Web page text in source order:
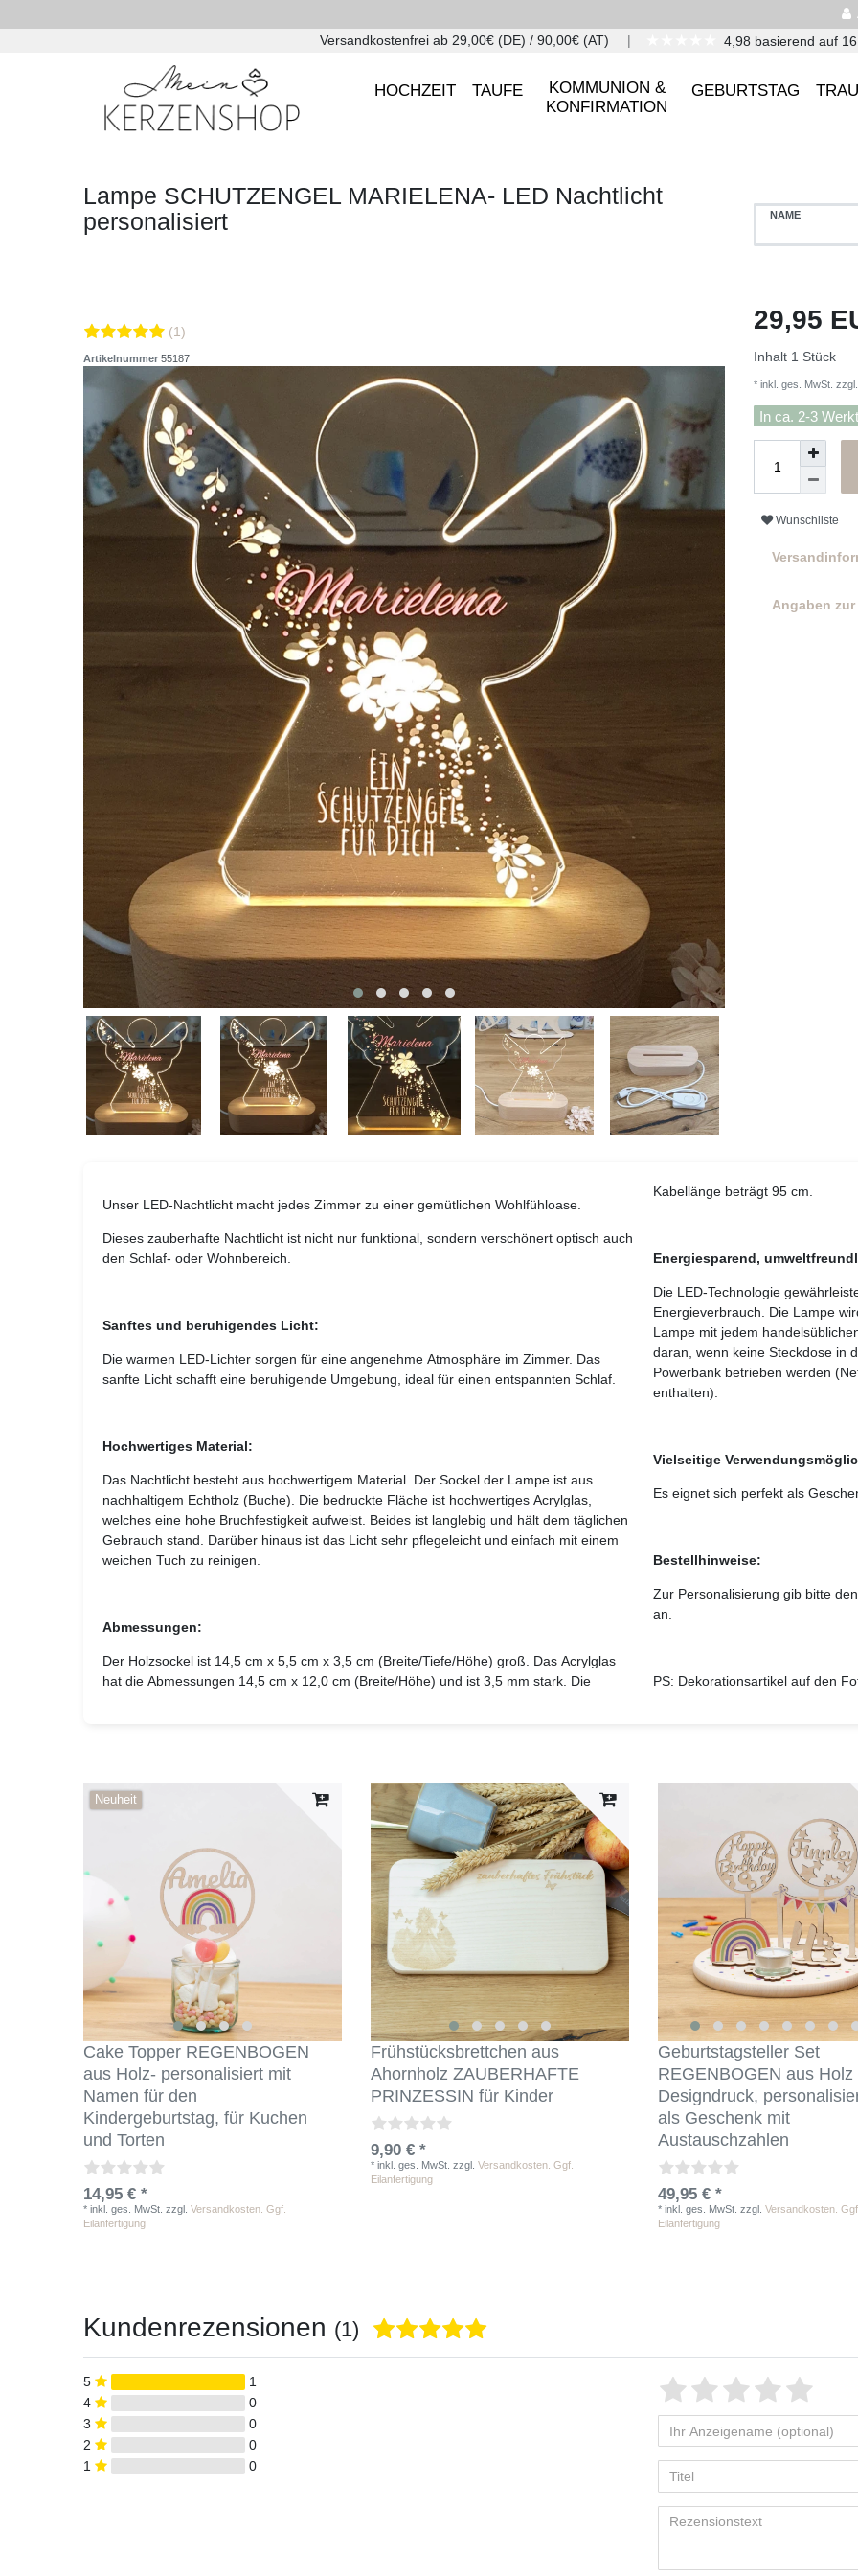
Versandkostenfrei ab 29,00€ (DE) / 90,00€ (AT) 4,98 basierend auf
HOCHZEIT TAUFE
KOMMUNION &
KONFIRMATION
GEBURTSTAG
Lampe SCHUTZENGEL MARIELENA- LED Nachtlicht
personalisiert
(1)
Artikelnummer 55187
NAME
29,95
Inhalt 1 Stück
* inkl. ges. MwSt. zzgl.
In ca. 2-3
Wunschliste
Angaben
Unser LED-Nachtlicht macht jedes Zimmer zu einer gemütlichen Wohlfühloase.
Dieses zauberhafte Nachtlicht ist nicht nur funktional, sondern verschönert optisch auch
den Schlaf- oder Wohnbereich.
Sanftes und beruhigendes Licht:
Die warmen LED-Lichter sorgen für eine angenehme Atmosphäre im Zimmer. Das
sanfte Licht schafft eine beruhigende Umgebung, ideal für einen entspannten Schlaf.
Hochwertiges Material:
Das Nachtlicht besteht aus hochwertigem Material. Der Sockel der Lampe ist aus
nachhaltigem Echtholz (Buche). Die bedruckte Fläche ist hochwertiges Acrylglas,
welches eine hohe Bruchfestigkeit aufweist. Beides ist langlebig und hält dem täglichen
Gebrauch stand. Darüber hinaus ist das Licht sehr pflegeleicht und einfach mit einem
weichen Tuch zu reinigen.
Abmessungen:
Der Holzsockel ist 14,5 cm x 5,5 cm x 3,5 cm (Breite/Tiefe/Höhe) groß. Das Acrylglas
hat die Abmessungen 14,5 cm x 12,0 cm (Breite/Höhe) und ist 3,5 mm stark. Die
Kabellänge beträgt 95 cm.
Energiesparend,
Die LED-Technologie
Energieverbrauch. Die Lampe
Lampe mit jedem
daran, wenn keine Steckdose in
Powerbank betrieben werden
enthalten).
Vielseitige
Es eignet sich perfekt als
Bestellhinweise:
Zur Personalisierung gib bitte
an.
PS: Dekorationsartikel auf den
Neuheit
Cake Topper REGENBOGEN
aus Holz- personalisiert mit
Namen für den
Kindergeburtstag, für Kuchen
und Torten
14,95 € *
* inkl. ges. MwSt. zzgl. Versandkosten. Ggf.
Eilanfertigung
Frühstücksbrettchen aus
Ahornholz ZAUBERHAFTE
PRINZESSIN für Kinder
9,90 € *
* inkl. ges. MwSt. zzgl. Versandkosten. Ggf.
Eilanfertigung
Geburtstagsteller Set
REGENBOGEN aus Holz
Designdruck,
als Geschenk mit
Austauschzahlen
49,95 € *
* inkl. ges. MwSt. zzgl. Versandkosten.
Eilanfertigung
Kundenrezensionen (1)
5
1
4
0
3
0
2
0
1
0